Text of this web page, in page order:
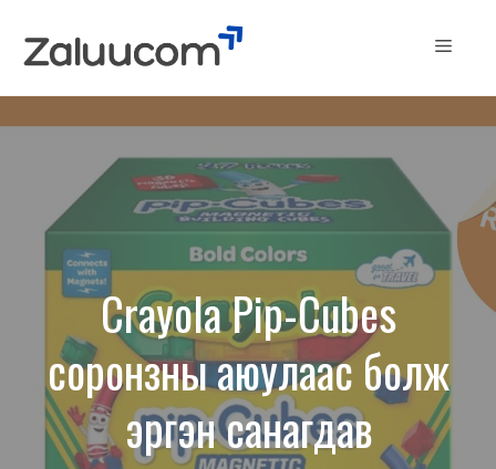
Menu
Crayola Pip-Cubes
соронзны аюулаас болж
эргэн санагдав